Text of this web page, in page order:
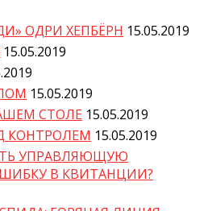
ОДРИ ХЕПБЁРН 15.05.2019
15.05.2019
15.05.2019
СТОЛЕ 15.05.2019
КОНТРОЛЕМ 15.05.2019
УПРАВЛЯЮЩУЮ
В КВИТАНЦИИ?